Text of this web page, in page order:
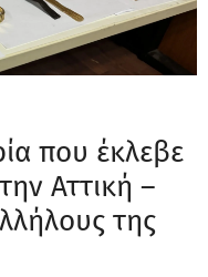
που έκλεβε
Αττική –
της